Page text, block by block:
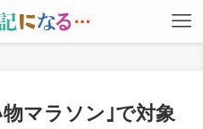
マラソン｣で対象